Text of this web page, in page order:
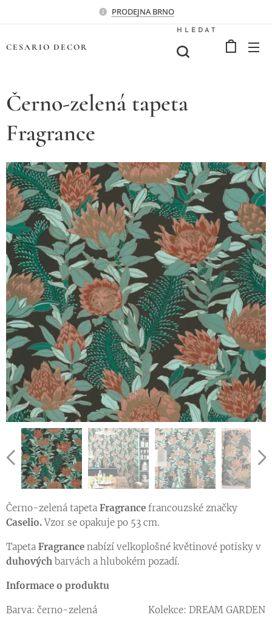
PRODEJNA BRNO
CESARIO DECOR
HLEDAT
Černo-zelená tapeta
Fragrance
Černo-zelená tapeta Fragrance francouzské značky
Caselio.Vzor se opakuje po 53 cm.
Tapeta Fragrance nabízí velkoplošné květinové potisky v
duhových barvách a hlubokém pozadí.
Informace o produktu
Barva: černo-zelená Kolekce: DREAM GARDEN